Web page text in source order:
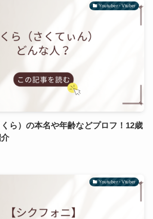
Youtuber・Vtuber
ら）の本名や年齢などプロフ！12歳
Youtuber・Vtuber